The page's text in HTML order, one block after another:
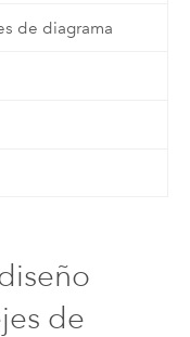
de diagrama
de